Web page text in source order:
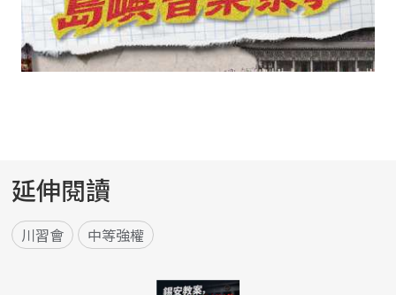
延伸閱讀
川習會 中等強權